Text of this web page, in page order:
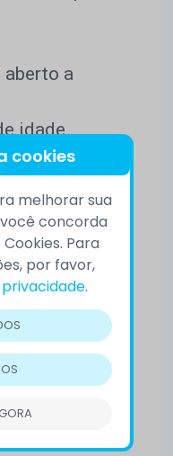
aberto a
idade,
social.
o CVV está
de ano.
#natal
cookies
melhorar sua
concorda
Para
por favor,
.